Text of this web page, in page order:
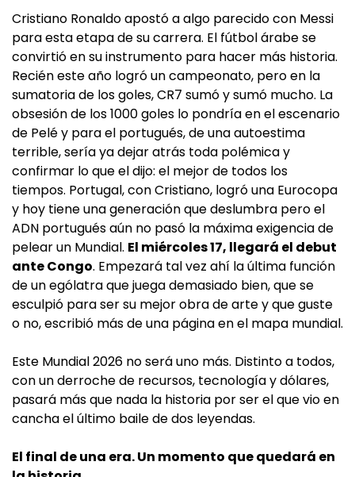
Cristiano Ronaldo apostó a algo parecido con Messi
para esta etapa de su carrera. El fútbol árabe se
convirtió en su instrumento para hacer más historia.
Recién este año logró un campeonato, pero en la
sumatoria de los goles, CR7 sumó y sumó mucho. La
obsesión de los 1000 goles lo pondría en el escenario
de Pelé y para el portugués, de una autoestima
terrible, sería ya dejar atrás toda polémica y
confirmar lo que el dijo: el mejor de todos los
tiempos. Portugal, con Cristiano, logró una Eurocopa
y hoy tiene una generación que deslumbra pero el
ADN portugués aún no pasó la máxima exigencia de
pelear un Mundial. El miércoles 17, llegará el debut
ante Congo. Empezará tal vez ahí la última función
de un ególatra que juega demasiado bien, que se
esculpió para ser su mejor obra de arte y que guste
o no, escribió más de una página en el mapa mundial.
Este Mundial 2026 no será uno más. Distinto a todos,
con un derroche de recursos, tecnología y dólares,
pasará más que nada la historia por ser el que vio en
cancha el último baile de dos leyendas.
El final de una era. Un momento que quedará en